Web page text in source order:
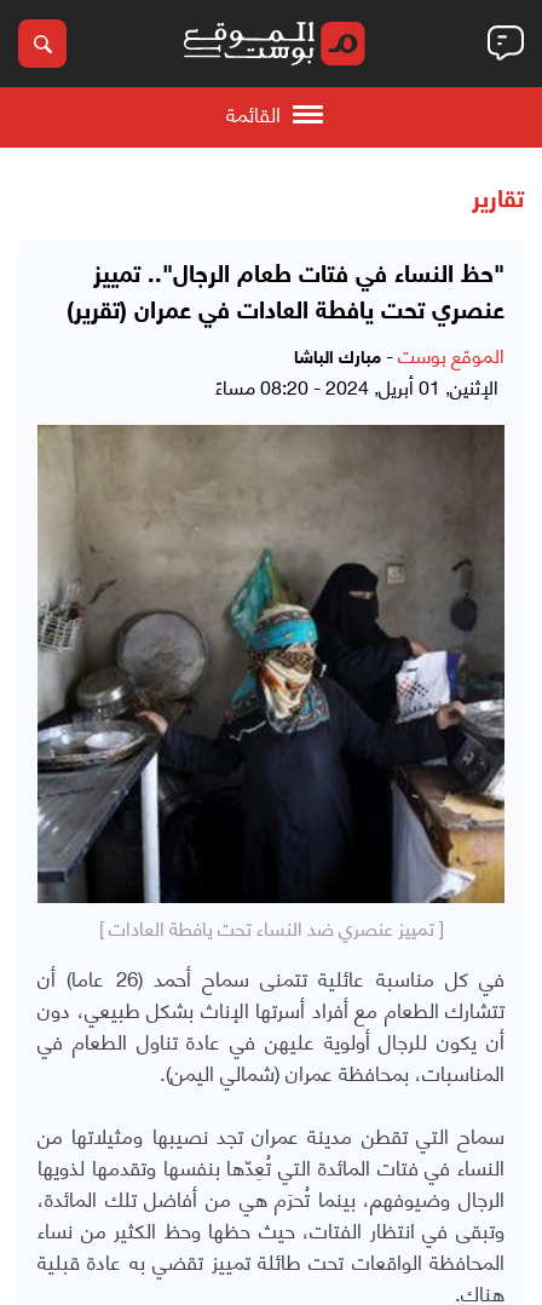
القائمة
تقارير
"حظ النساء في فتات طعام الرجال".. تمييز
عنصري تحت يافطة العادات في عمران (تقرير)
الموقع بوست- مبارك الباشا
الإثنين, 01 أبريل, 2024 - 08:20 مساءً
[ تمييز عنصري ضد النساء تحت يافطة العادات ]
في كل مناسبة عائلية تتمنى سماح أحمد (26 عاما) أن
تتشارك الطعام مع أفراد أسرتها الإناث بشكل طبيعي، دون
أن يكون للرجال أولوية عليهن في عادة تناول الطعام في
المناسبات، بمحافظة عمران (شمالي اليمن).
سماح التي تقطن مدينة عمران تجد نصيبها ومثيلاتها من
النساء في فتات المائدة التي تُعِدّها بنفسها وتقدمها لذويها
الرجال وضيوفهم، بينما تُحرَم هي من أفاضل تلك المائدة،
وتبقى في انتظار الفتات، حيث حظها وحظ الكثير من نساء
المحافظة الواقعات تحت طائلة تمييز تقضي به عادة قبلية
هناك.